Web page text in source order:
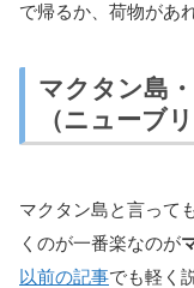
で帰るか、荷物があ
マクタン島
（ニューブ
マクタン島と言って
くのが一番楽なのが
以前の記事でも軽く